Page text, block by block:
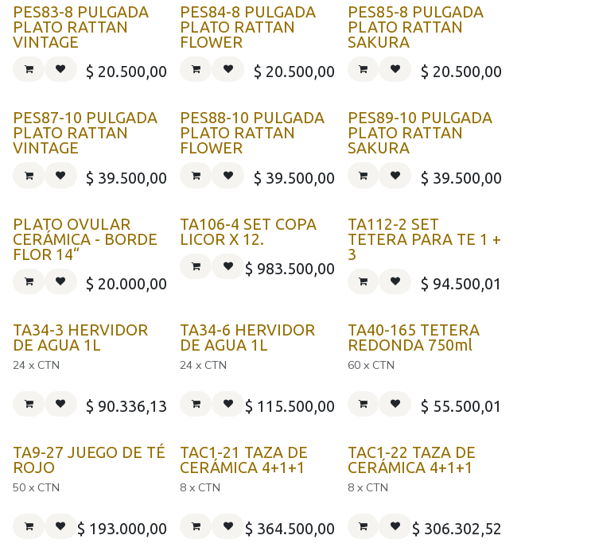
PES83-8 PULGADA
PLATO RATTAN
VINTAGE
$ 20.500,00
PES84-8 PULGADA
PLATO RATTAN
FLOWER
$ 20.500,00
PES85-8 PULGADA
PLATO RATTAN
SAKURA
$ 20.500,00
PES87-10 PULGADA
PLATO RATTAN
VINTAGE
$ 39.500,00
PES88-10 PULGADA
PLATO RATTAN
FLOWER
$ 39.500,00
PES89-10 PULGADA
PLATO RATTAN
SAKURA
$ 39.500,00
PLATO OVULAR
CERÁMICA - BORDE
FLOR 14“
$ 20.000,00
TA106-4 SET COPA
LICOR X 12.
$ 983.500,00
TA112-2 SET
TETERA PARA TE 1 +
3
$ 94.500,01
TA34-3 HERVIDOR
DE AGUA 1L
24 x CTN
$ 90.336,13
TA34-6 HERVIDOR
DE AGUA 1L
24 x CTN
$ 115.500,00
TA40-165 TETERA
REDONDA 750ml
60 x CTN
$ 55.500,01
TA9-27 JUEGO DE TÉ
ROJO
50 x CTN
$ 193.000,00
TAC1-21 TAZA DE
CERÁMICA 4+1+1
8 x CTN
$ 364.500,00
TAC1-22 TAZA DE
CERÁMICA 4+1+1
8 x CTN
$ 306.302,52